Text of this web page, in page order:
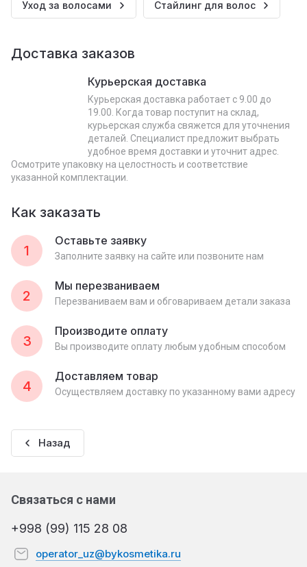
Уход за волосами Стайлинг для волос
Доставка заказов
Курьерская доставка
Курьерская доставка работает с 9.00 до
19.00. Когда товар поступит на склад,
курьерская служба свяжется для уточнения
деталей. Специалист предложит выбрать
удобное время доставки и уточнит адрес.
Осмотрите упаковку на целостность и соответствие
указанной комплектации.
Как заказать
1
Оставьте заявку
Заполните заявку на сайте или позвоните нам
2
Мы перезваниваем
Перезваниваем вам и обговариваем детали заказа
3
Производите оплату
Вы производите оплату любым удобным способом
4
Доставляем товар
Осуществляем доставку по указанному вами адресу
Назад
Связаться с нами
+998 (99) 115 28 08
operator_uz@bykosmetika.ru